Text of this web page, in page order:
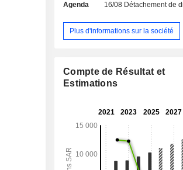
Limited Company, Al Sakhaa
CO. L.L.C. La société exploite
pharmacies dans le Royaume
Agenda 16/08 Détachement de
Plus d'informations sur la société
Compte de Résultat et
Estimations